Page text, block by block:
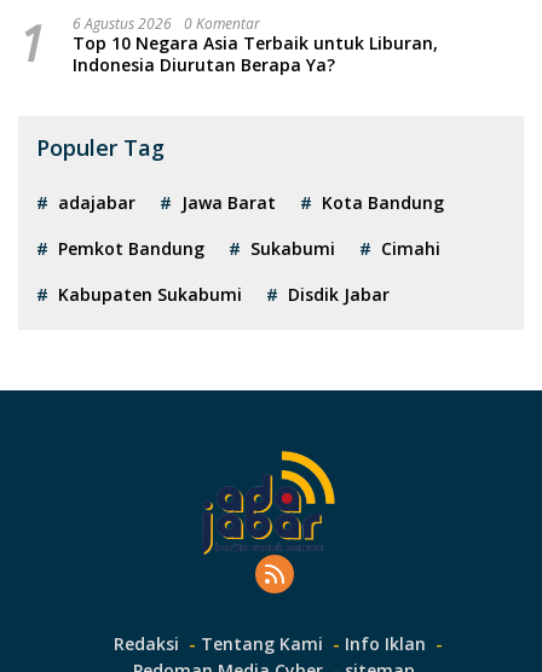
1 6 Agustus 2026 0 Komentar
Top 10 Negara Asia Terbaik untuk Liburan,
Indonesia Diurutan Berapa Ya?
Populer Tag
adajabar Jawa Barat
Kota Bandung
Pemkot Bandung
Sukabumi
Cimahi
Kabupaten Sukabumi
Disdik Jabar
Redaksi Tentang Kami
Info Iklan